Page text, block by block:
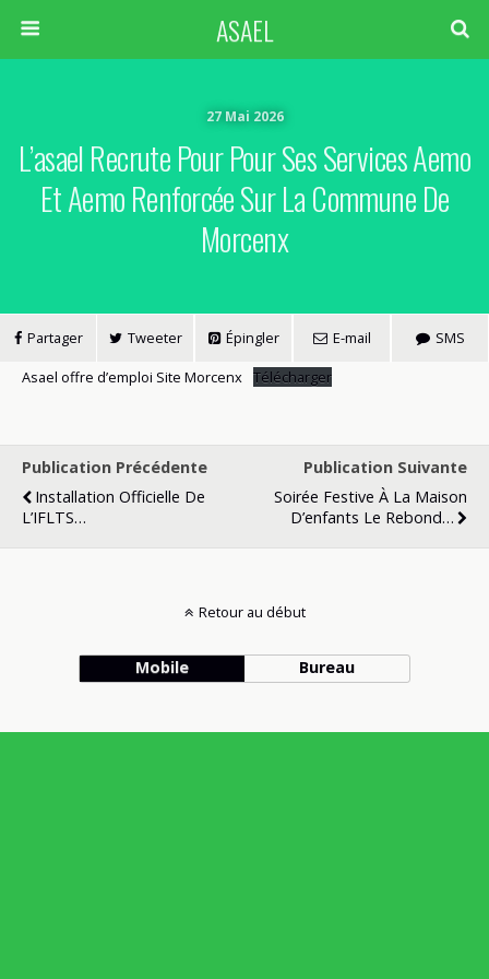
ASAEL
27 Mai 2026
L’asael Recrute Pour Pour Ses Services Aemo
Et Aemo Renforcée Sur La Commune De
Morcenx
Partager Tweeter Épingler E-mail
SMS
Asael offre d’emploi Site Morcenx Télécharger
Publication Précédente
Installation Officielle De
L’IFLTS…
Publication Suivante
Soirée Festive À La Maison
D’enfants Le Rebond…
Retour au début
Mobile Bureau